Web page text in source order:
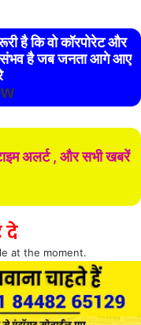
है कि वो कॉरपोरेट और
संभव है जब जनता आगे आए
अलर्ट , और सभी खबरें
दे
at the moment.